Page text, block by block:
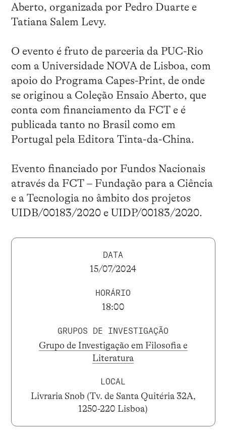
Aberto, organizada por Pedro Duarte e
Tatiana Salem Levy.
O evento é fruto de parceria da PUC-Rio
com a Universidade NOVA de Lisboa, com
apoio do Programa Capes-Print, de onde
se originou a Coleção Ensaio Aberto, que
conta com financiamento da FCT e é
publicada tanto no Brasil como em
Portugal pela Editora Tinta-da-China.
Evento financiado por Fundos Nacionais
através da FCT – Fundação para a Ciência
e a Tecnologia no âmbito dos projetos
UIDB/00183/2020 e UIDP/00183/2020.
DATA
15/07/2024
HORÁRIO
18:00
GRUPOS DE INVESTIGAÇÃO
Grupo de Investigação em Filosofia e
Literatura
LOCAL
Livraria Snob (Tv. de Santa Quitéria 32A,
1250-220 Lisboa)